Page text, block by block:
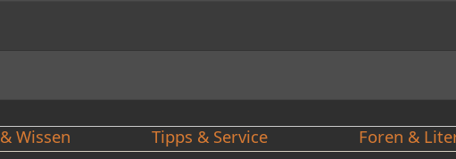
Wissen Tipps & Service Foren &